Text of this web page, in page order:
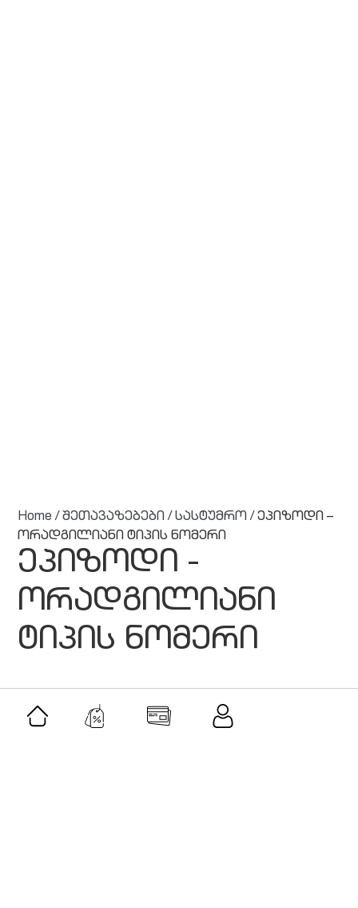
Home /შეთავაზებები /სასტუმრო / ეპიზოდი –
ორადგილიანი ტიპის ნომერი
ეპიზოდი -
ორადგილიანი
ტიპის ნომერი
მსგავსი შეთავაზებები